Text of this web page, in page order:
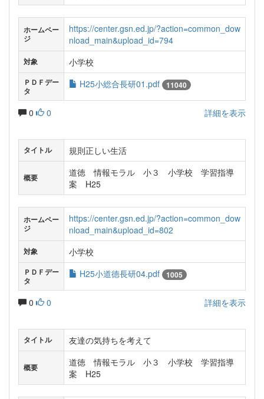
ホームペー
ジ
https://center.gsn.ed.jp/?action=common_dow
nload_main&upload_id=794
対象 小学校
ＰＤＦデー
タ
H25小総合長研01.pdf 11040
0 0 詳細を表示
タイトル 規則正しい生活
概要
道徳 情報モラル 小３ 小学校 学習指導
案 H25
ホームペー
ジ
https://center.gsn.ed.jp/?action=common_dow
nload_main&upload_id=802
対象 小学校
ＰＤＦデー
タ
H25小道徳長研04.pdf 1005
0 0 詳細を表示
タイトル 友達の気持ちを考えて
概要
道徳 情報モラル 小３ 小学校 学習指導
案 H25